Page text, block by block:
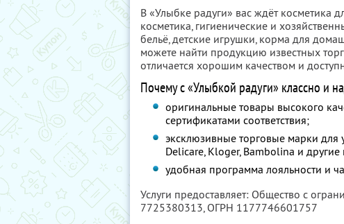
В «Улыбке радуги» вас ждёт косметика
косметика, гигиенические и
бельё, детские игрушки, корма для
можете найти продукцию известных
отличается хорошим качеством и
Почему с «Улыбкой радуги» классно и
оригинальные товары высокого
сертификатами соответствия;
эксклюзивные торговые марки
Delicare, Kloger, Bambolina и
удобная программа лояльности и
Услуги предоставляет: Общество с
7725380313, ОГРН 1177746601757